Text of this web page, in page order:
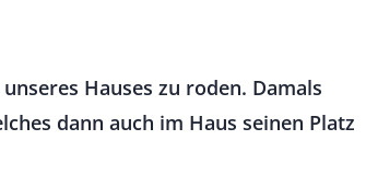
Hauses zu roden. Damals
dann auch im Haus seinen Platz